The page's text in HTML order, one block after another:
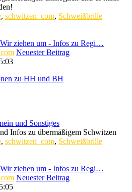
, schwitzen_com, Schweißbrille
Wir ziehen um - Infos zu Regi…
Neuester Beitrag
zu HH und BH
und Sonstiges
Infos zu übermäßigem Schwitzen
, schwitzen_com, Schweißbrille
Wir ziehen um - Infos zu Regi…
Neuester Beitrag